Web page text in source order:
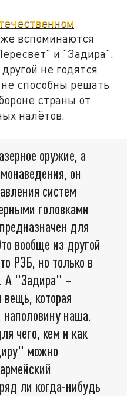
же вспоминаются
и "Задира".
не годятся
способны решать
страны от
налётов.
оружие, а
он
систем
головками
для
вообще из другой
РЭБ, но только в
А "Задира" –
вещь, которая
наполовину наша.
чего, кем и как
можно
ли когда-нибудь